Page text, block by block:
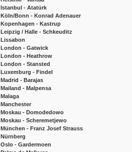
Istanbul - Atatürk
Köln/Bonn - Konrad Adenauer
Kopenhagen - Kastrup
Leipzig / Halle - Schkeuditz
Lissabon
London - Gatwick
London - Heathrow
London - Stansted
Luxemburg - Findel
Madrid - Barajas
Mailand - Malpensa
Malaga
Manchester
Moskau - Domodedowo
Moskau - Scheremetjewo
München - Franz Josef Strauss
Nürnberg
Oslo - Gardermoen